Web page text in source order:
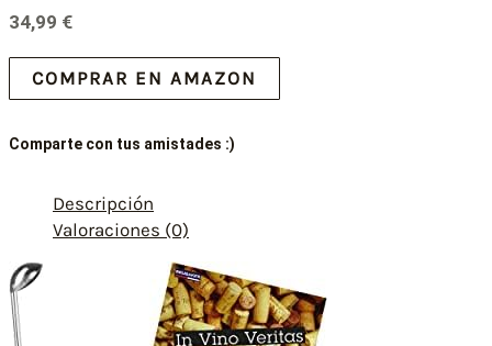
34,99 €
COMPRAR EN AMAZON
Comparte con tus amistades :)
Descripción
Valoraciones (0)